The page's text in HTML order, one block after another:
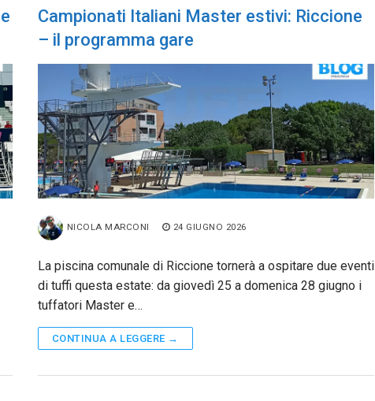
Campionati Italiani Master estivi: Riccione
– il programma gare
NICOLA MARCONI 24 GIUGNO 2026
La piscina comunale di Riccione tornerà a ospitare due eventi
di tuffi questa estate: da giovedì 25 a domenica 28 giugno i
tuffatori Master e…
CONTINUA A LEGGERE →